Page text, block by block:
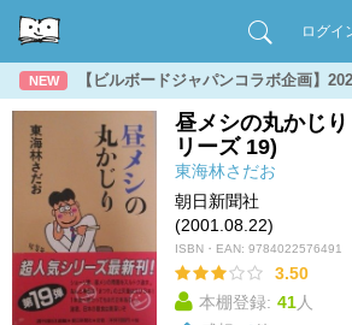
ログイ
NEW 【ビルボードジャパンコラボ企画】
昼メシの丸かじ
リーズ 19)
東海林さだお
朝日新聞社
(2001.08.22)
ISBN・EAN: 9784022576491
3.50
本棚登録: 41人